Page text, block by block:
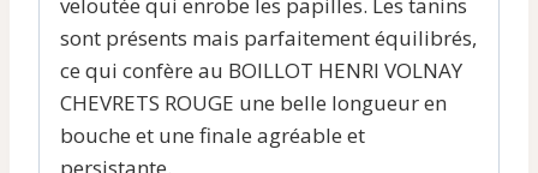
sont présents mais parfaitement équilibrés,
ce qui confère au BOILLOT HENRI VOLNAY
CHEVRETS ROUGE une belle longueur en
bouche et une finale agréable et
persistante.